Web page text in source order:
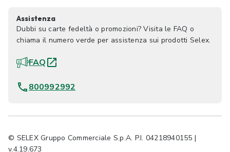
Assistenza
Dubbi su carte fedeltà o promozioni? Visita le FAQ o
chiama il numero verde per assistenza sui prodotti Selex.
FAQ
800992992
© SELEX Gruppo Commerciale S.p.A. P.I. 04218940155 |
v.4.19.673